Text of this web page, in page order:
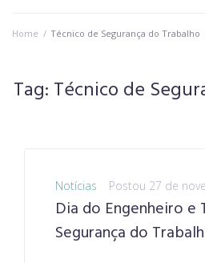
Home / Técnico de Segurança do Trabalho
Tag: Técnico de
Notícias Postou 27 de
Dia do Engenheiro e
Segurança do